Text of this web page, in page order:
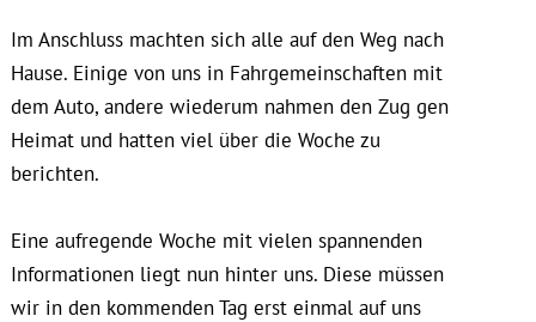
Im Anschluss machten sich alle auf den Weg nach
Hause. Einige von uns in Fahrgemeinschaften mit
dem Auto, andere wiederum nahmen den Zug gen
Heimat und hatten viel über die Woche zu
berichten.
Eine aufregende Woche mit vielen spannenden
Informationen liegt nun hinter uns. Diese müssen
wir in den kommenden Tag erst einmal auf uns